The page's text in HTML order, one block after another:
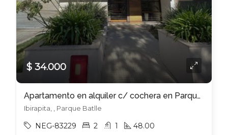
$ 34.000
Apartamento en alquiler c/ cochera en Parque Batlle
Ibirapita, , Parque Batlle
NEG-83229 2 1 48.00